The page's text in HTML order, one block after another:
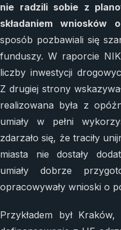
nie radzili sobie z
składaniem wniosków
sposób pozbawiali się
funduszy. W raporcie
liczby inwestycji
Z drugiej strony
realizowana była z
umiały w pełni
zdarzało się, że traciły
miasta nie dostały
umiały dobrze
opracowywały wnioski o
Przykładem był